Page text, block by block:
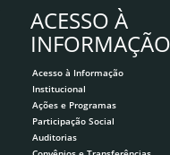
ACESSO À
INFORMAÇÃO
Acesso à Informação
Institucional
Ações e Programas
Participação Social
Auditorias